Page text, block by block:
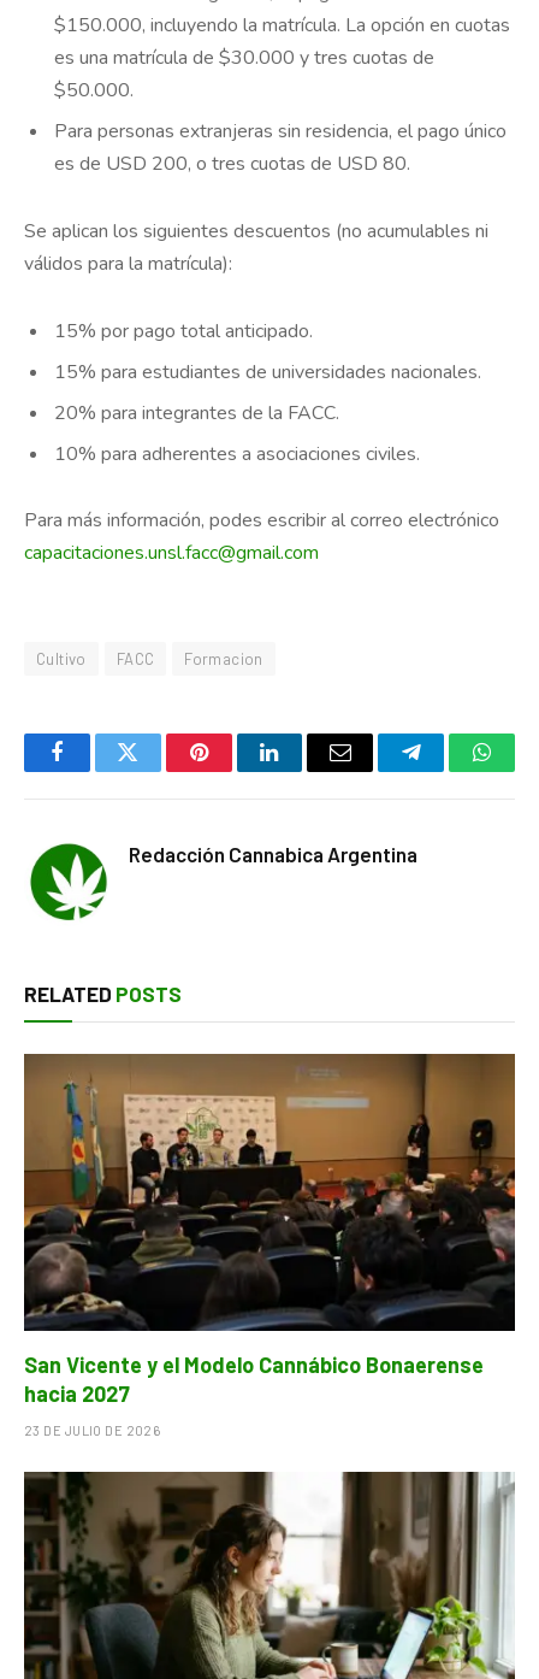
$150.000, incluyendo la matrícula. La opción en cuotas
es una matrícula de $30.000 y tres cuotas de
$50.000.
Para personas extranjeras sin residencia, el pago único
es de USD 200, o tres cuotas de USD 80.
Se aplican los siguientes descuentos (no acumulables ni
válidos para la matrícula):
15% por pago total anticipado.
15% para estudiantes de universidades nacionales.
20% para integrantes de la FACC.
10% para adherentes a asociaciones civiles.
Para más información, podes escribir al correo electrónico
capacitaciones.unsl.facc@gmail.com
Cultivo FACC Formacion
FacebookTwitter PinterestLinkedInEmail Telegram
Redacción Cannabica Argentina
RELATED POSTS
San Vicente y el Modelo Cannábico Bonaerense
hacia 2027
23 DE JULIO DE 2026